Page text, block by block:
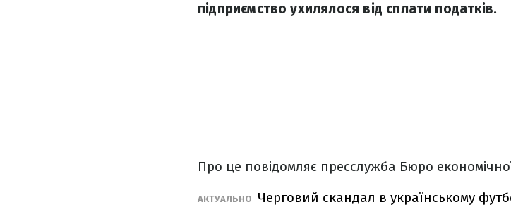
підприємство ухилялося від сплати податків.
Про це повідомляє пресслужба Бюро
АКТУАЛЬНО
Черговий скандал в українському